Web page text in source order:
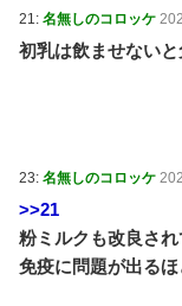
21: 名無しのコロッケ
初乳は飲ませない
23: 名無しのコロッケ
>>21
粉ミルクも改良さ
免疫に問題が出る